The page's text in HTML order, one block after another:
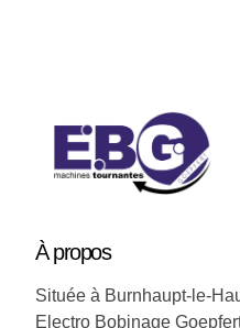
Àpropos
Située à Burnhaupt-le-
Electro Bobinage